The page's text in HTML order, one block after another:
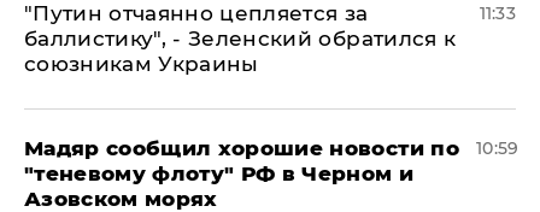
"Путин отчаянно цепляется за
баллистику", - Зеленский обратился к
союзникам Украины
11:33
Мадяр сообщил хорошие новости по
"теневому флоту" РФ в Черном и
Азовском морях
10:59